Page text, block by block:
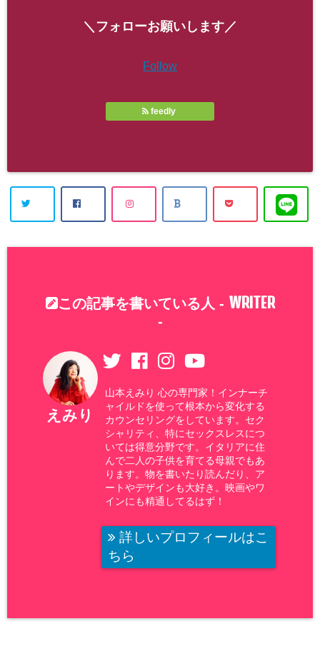
＼フォローお願いします／
Follow
feedly
この記事を書いている人 - WRITER
-
えみり
山本えみり 心の専門家！インナーチ
ャイルドを使って根本から変化する
カウンセリングをしています。セク
シャリティ、特にセックスレスにつ
いては得意分野です。イタリアに住
んで二人の子供を育てる母親でもあ
ります。物を書いたり読んだり、ア
ートやデザインも大好き。映画やワ
インにも精通してるはず！
詳しいプロフィールはこ
ちら